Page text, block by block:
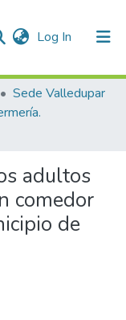
Log In (current)
Sede Valledupar
adultos
comedor
de